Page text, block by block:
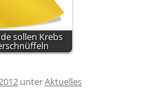
sollen Krebs
unterAktuelles